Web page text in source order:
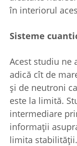
în interiorul
Sisteme
Acest studiu ne
adică cît de
și de neutroni
este la limită.
intermediare
informații
limita